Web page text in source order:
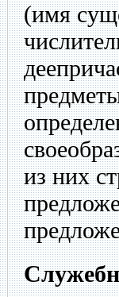
(имя
из них